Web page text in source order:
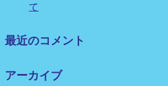
て
最近のコメント
アーカイブ